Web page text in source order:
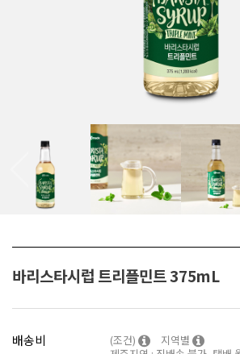
바리스타시럽 트리플민트 375mL
배송비 (조건)
지역별